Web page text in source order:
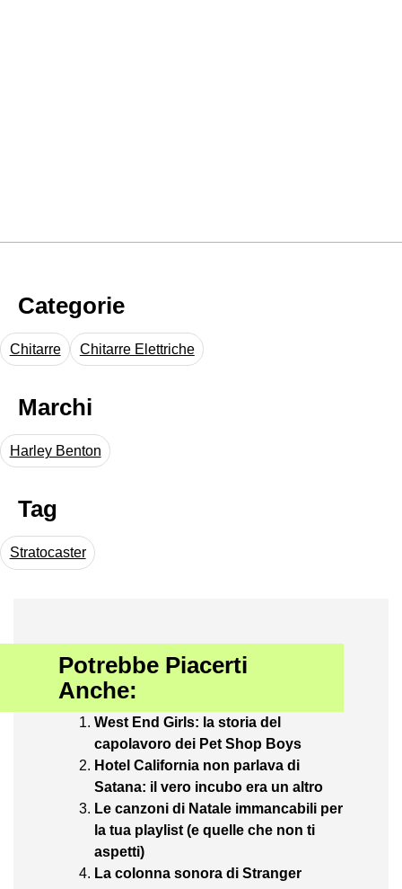
Categorie
Chitarre Chitarre Elettriche
Marchi
Harley Benton
Tag
Stratocaster
Potrebbe Piacerti
Anche:
West End Girls: la storia del
capolavoro dei Pet Shop Boys
Hotel California non parlava di
Satana: il vero incubo era un altro
Le canzoni di Natale immancabili per
la tua playlist (e quelle che non ti
aspetti)
La colonna sonora di Stranger